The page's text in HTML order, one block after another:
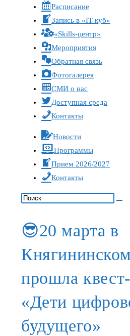
меню
Расписание
Запись в «IT-куб»
«Skills-центр»
Мероприятия
Обратная связь
Фотогалерея
СМИ о нас
Доступная среда
Контакты
Новости
Программы
Прием 2026/2027
Контакты
😎20 марта в
прошла
«Дети
будущего»